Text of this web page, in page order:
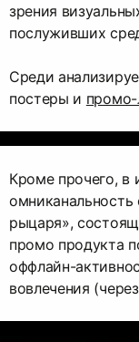
зрения
послуживших
Среди
постеры и промо-
Кроме прочего, в
омниканальность
рыцаря»,
промо продукта
оффлайн-
вовлечения